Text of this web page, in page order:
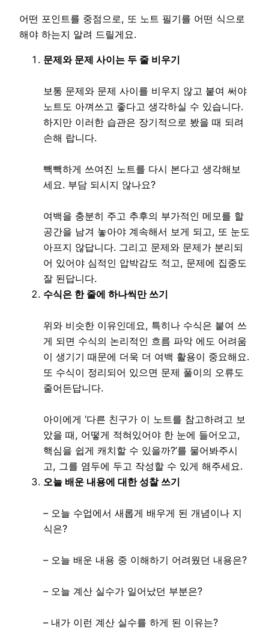
어떤 포인트를 중점으로, 또 노트 필기를 어떤 식으로
해야 하는지 알려 드릴게요.
문제와 문제 사이는 두 줄 비우기
보통 문제와 문제 사이를 비우지 않고 붙여 써야
노트도 아껴쓰고 좋다고 생각하실 수 있습니다.
하지만 이러한 습관은 장기적으로 봤을 때 되려
손해 랍니다.
빽빽하게 쓰여진 노트를 다시 본다고 생각해보
세요. 부담 되시지 않나요?
여백을 충분히 주고 추후의 부가적인 메모를 할
공간을 남겨 놓아야 계속해서 보게 되고, 또 눈도
아프지 않답니다. 그리고 문제와 문제가 분리되
어 있어야 심적인 압박감도 적고, 문제에 집중도
잘 된답니다.
수식은 한 줄에 하나씩만 쓰기
위와 비슷한 이유인데요, 특히나 수식은 붙여 쓰
게 되면 수식의 논리적인 흐름 파악 에도 어려움
이 생기기 때문에 더욱 더 여백 활용이 중요해요.
또 수식이 정리되어 있으면 문제 풀이의 오류도
줄어든답니다.
아이에게 ‘다른 친구가 이 노트를 참고하려고 보
았을 때, 어떻게 적혀있어야 한 눈에 들어오고,
핵심을 쉽게 캐치할 수 있을까?’를 물어봐주시
고, 그를 염두에 두고 작성할 수 있게 해주세요.
오늘 배운 내용에 대한 성찰 쓰기
– 오늘 수업에서 새롭게 배우게 된 개념이나 지
식은?
– 오늘 배운 내용 중 이해하기 어려웠던 내용은?
– 오늘 계산 실수가 일어났던 부분은?
– 내가 이런 계산 실수를 하게 된 이유는?